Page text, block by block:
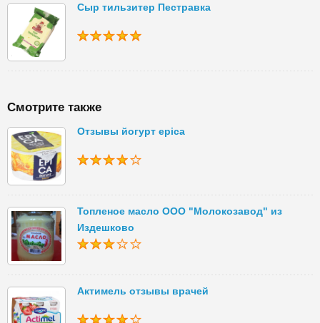
Сыр тильзитер Пестравка
Смотрите также
Отзывы йогурт epica
Топленое масло ООО "Молокозавод" из
Издешково
Актимель отзывы врачей